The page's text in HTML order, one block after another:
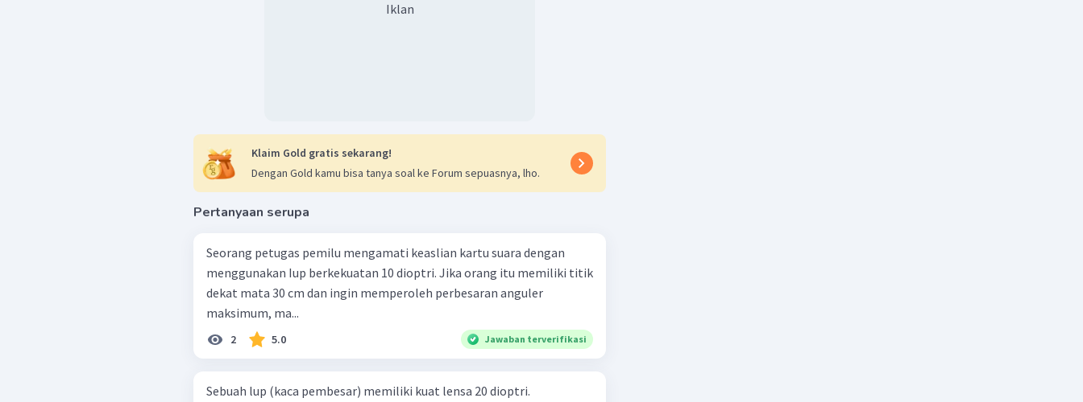
Iklan
Klaim Gold gratis sekarang!
Dengan Gold kamu bisa tanya soal ke Forum sepuasnya, lho.
Pertanyaan serupa
Seorang petugas pemilu mengamati keaslian kartu suara dengan
menggunakan Iup berkekuatan 10 dioptri. Jika orang itu memiliki titik
dekat mata 30 cm dan ingin memperoleh perbesaran anguler
maksimum, ma...
2 5.0 Jawaban terverifikasi
Sebuah lup (kaca pembesar) memiliki kuat lensa 20 dioptri.